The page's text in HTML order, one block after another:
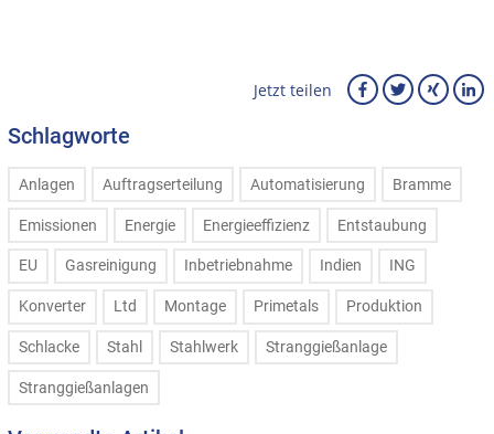
Jetzt teilen
Schlagworte
Anlagen Auftragserteilung Automatisierung Bramme
Emissionen Energie Energieeffizienz Entstaubung
EU Gasreinigung Inbetriebnahme Indien ING
Konverter Ltd Montage Primetals Produktion
Schlacke Stahl Stahlwerk Stranggießanlage
Stranggießanlagen